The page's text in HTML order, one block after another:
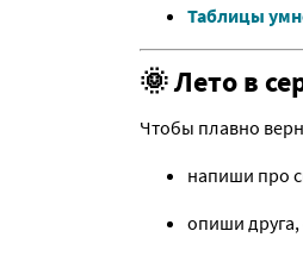
Таблицы
🌞 Лето в
Чтобы плавно
напиши про
опиши